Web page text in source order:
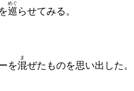
巡
めぐ
らせてみる。
を混
ま
ぜたものを思い出した